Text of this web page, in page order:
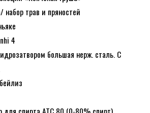
набор трав и пряностей
4
большая нерж. сталь. С